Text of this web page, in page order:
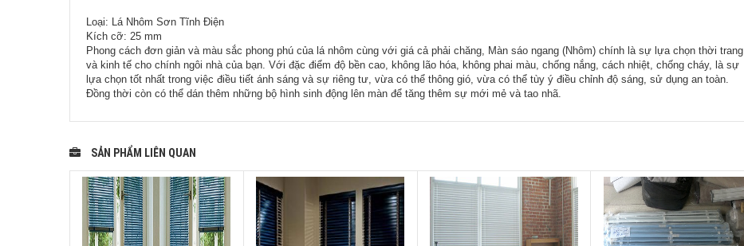
Loại: Lá Nhôm Sơn Tĩnh Điện
Kích cỡ: 25 mm
Phong cách đơn giản và màu sắc phong phú của lá nhôm cùng với giá cả phải chăng, Màn sáo ngang (Nhôm) chính là sự lựa chọn thời trang
và kinh tế cho chính ngôi nhà của bạn. Với đặc điểm độ bền cao, không lão hóa, không phai màu, chống nắng, cách nhiệt, chống cháy, là sự
lựa chọn tốt nhất trong việc điều tiết ánh sáng và sự riêng tư, vừa có thể thông gió, vừa có thể tùy ý điều chỉnh độ sáng, sử dụng an toàn.
Đồng thời còn có thể dán thêm những bộ hình sinh động lên màn để tăng thêm sự mới mẻ và tao nhã.
SẢN PHẨM LIÊN QUAN